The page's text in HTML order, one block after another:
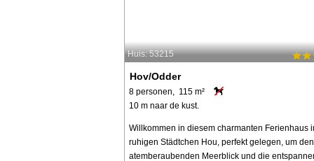
Huis: 53215
Hov/Odder
8 personen, 115 m²
10 m naar de kust.
Willkommen in diesem charmanten Ferienhaus
ruhigen Städtchen Hou, perfekt gelegen, um den
atemberaubenden Meerblick und die